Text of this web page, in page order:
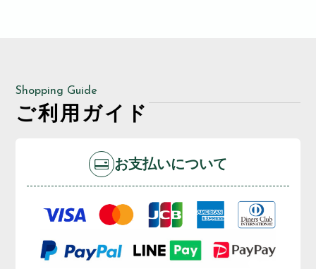
Shopping Guide
ご利用ガイド
お支払いについて